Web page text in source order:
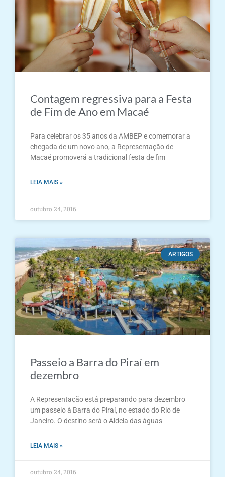
Contagem regressiva para a Festa
de Fim de Ano em Macaé
Para celebrar os 35 anos da AMBEP e comemorar a
chegada de um novo ano, a Representação de
Macaé promoverá a tradicional festa de fim
LEIA MAIS »
outubro 24, 2016
ARTIGOS
Passeio a Barra do Piraí em
dezembro
A Representação está preparando para dezembro
um passeio à Barra do Piraí, no estado do Rio de
Janeiro. O destino será o Aldeia das águas
LEIA MAIS »
outubro 24, 2016